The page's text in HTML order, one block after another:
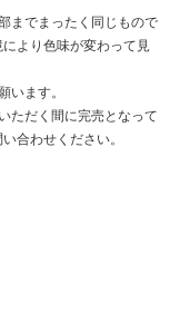
までまったく同じもので
より色味が変わって見
います。
ただく間に完売となって
合わせください。